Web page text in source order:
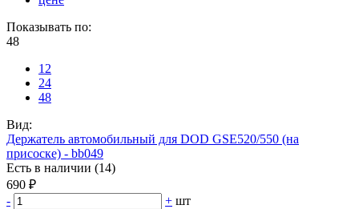
Показывать по:
48
12
24
48
Вид:
Держатель автомобильный для DOD GSE520/550 (на
присоске) - bb049
Есть в наличии (14)
690 ₽
-
+ шт